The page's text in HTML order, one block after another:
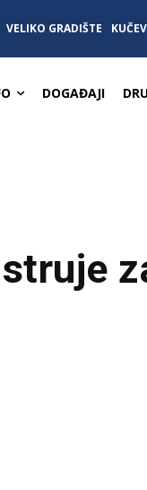
VELIKO GRADIŠTE
DOGAĐAJI